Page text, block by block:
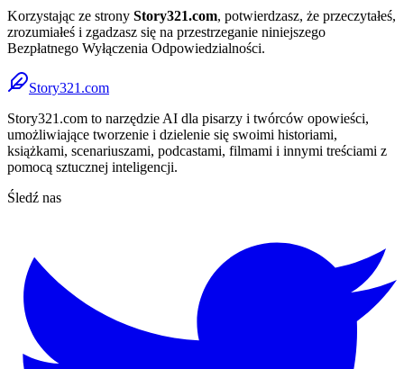
Korzystając ze strony Story321.com, potwierdzasz, że przeczytałeś,
zrozumiałeś i zgadzasz się na przestrzeganie niniejszego
Bezpłatnego Wyłączenia Odpowiedzialności.
Story321.com
Story321.com to narzędzie AI dla pisarzy i twórców opowieści,
umożliwiające tworzenie i dzielenie się swoimi historiami,
książkami, scenariuszami, podcastami, filmami i innymi treściami z
pomocą sztucznej inteligencji.
Śledź nas